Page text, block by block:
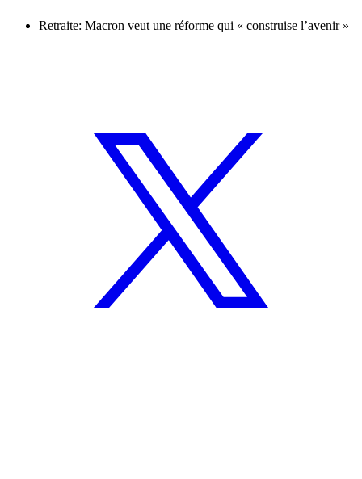
Retraite: Macron veut une réforme qui « construise l’avenir »